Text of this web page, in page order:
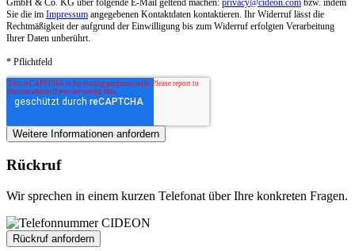
Sie die im Impressum angegebenen Kontaktdaten kontaktieren. Ihr Widerruf lässt die
Rechtmäßigkeit der aufgrund der Einwilligung bis zum Widerruf erfolgten Verarbeitung
Ihrer Daten unberührt.
* Pflichtfeld
Rückruf
Wir sprechen in einem kurzen Telefonat über Ihre konkreten Fragen.
Rückruf anfordern